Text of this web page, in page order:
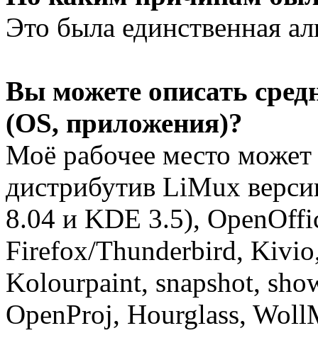
Это была единственная
Вы можете описать
(OS, приложения)?
Моё рабочее место
дистрибутив LiMux
8.04 и KDE 3.5),
Firefox/Thunderbird,
Kolourpaint, snapshot,
OpenProj, Hourglass,